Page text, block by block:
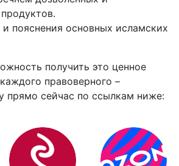
пояснения основных исламских
получить это ценное
правоверного –
прямо сейчас по ссылкам ниже: